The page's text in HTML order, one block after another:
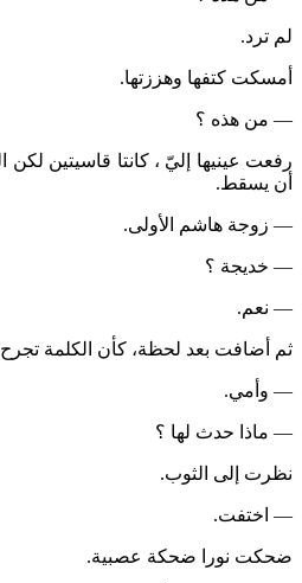
لم ترد.
أمسكت كتفها وهززتها.
— من هذه ؟
رفعت عينيها إليّ ، كانتا قاسيتين
أن يسقط.
— زوجة هاشم الأولى.
— خديجة ؟
— نعم.
ثم أضافت بعد لحظة، كأن الكلمة تجرح
— وأمي.
— ماذا حدث لها ؟
نظرت إلى الثوب.
— اختفت.
ضحكت نورا ضحكة عصبية.